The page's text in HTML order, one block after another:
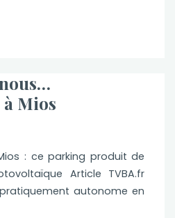
Mios
: ce parking produit de
Article TVBA.fr
autonome en